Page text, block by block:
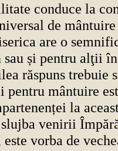
conduce la
de
are o
și pentru alţii în
răspuns trebuie
pentru mântuire
la
venirii
vorba de